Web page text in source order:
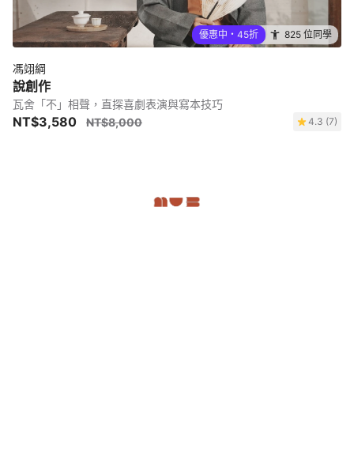
優惠中・45折 825 位同學
馮翊綱
說創作
瓦舍「不」相聲，直探喜劇表演與寫本技巧
NT$3,580 NT$8,000 4.3 (7)